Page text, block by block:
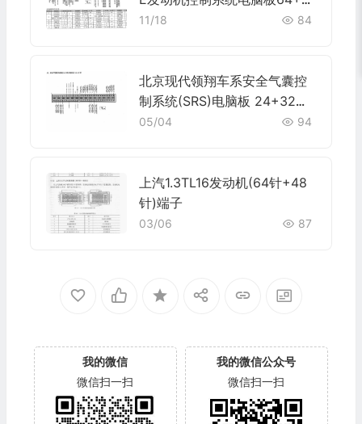
4针端子
11/18 84
北京现代领翔车系安全气囊控
制系统(SRS)电脑板 24+32针
端子
05/04 94
上汽1.3TL16发动机(64针+48
针)端子
03/06 87
我的微信
微信扫一扫
我的微信公众号
微信扫一扫